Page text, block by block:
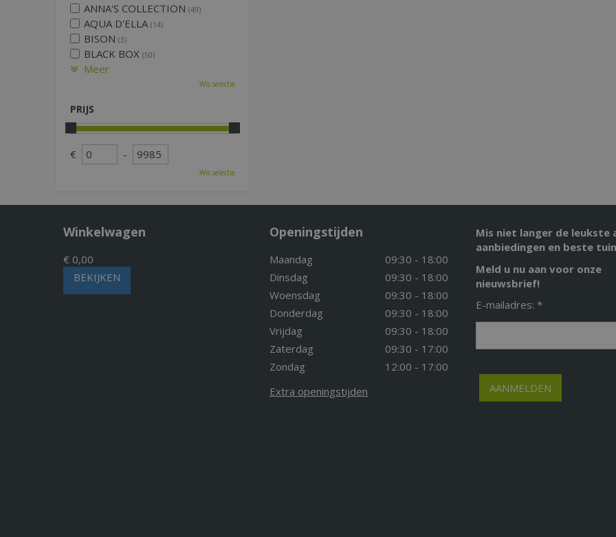
ANNA'S COLLECTION (49)
AQUA D'ELLA (14)
BISON (3)
BLACK BOX (50)
Meer
Wis selectie
PRIJS
€ -
Wis selectie
Winkelwagen
€ 0,00
BEKIJKEN
Openingstijden
Maandag
09:30 - 18:00
Dinsdag
09:30 - 18:00
Woensdag
09:30 - 18:00
Donderdag
09:30 - 18:00
Vrijdag
09:30 - 18:00
Zaterdag
09:30 - 17:00
Zondag
12:00 - 17:00
Extra openingstijden
Mis niet langer de leukste
aanbiedingen en beste
Meld u nu aan voor onze
nieuwsbrief!
E-mailadres: *